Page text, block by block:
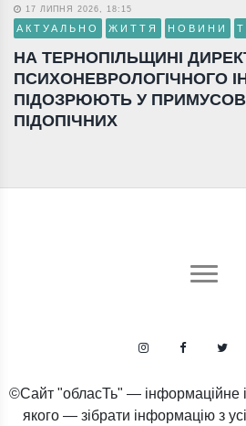
17 ЛИПНЯ 2026, 18:15
АКТУАЛЬНО ЖИТТЯ НОВИНИ
НА ТЕРНОПІЛЬЩИНІ
ПСИХОНЕВРОЛОГІЧНОГО
ПІДОЗРЮЮТЬ У
ПІДОПІЧНИХ
©Сайт "обласТь" — інформаційне
якого — зібрати інформацію з